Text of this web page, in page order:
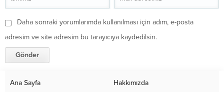
Daha sonraki yorumlarımda kullanılması için adım, e-posta
adresim ve site adresim bu tarayıcıya kaydedilsin.
Ana Sayfa Hakkımızda